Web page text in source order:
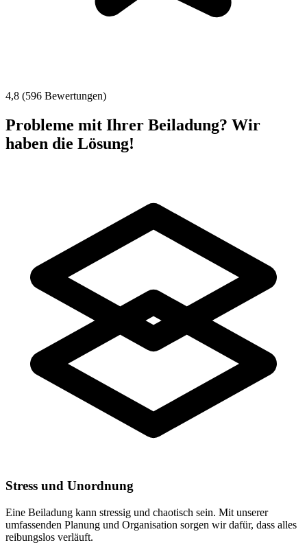
4,8 (596 Bewertungen)
Probleme mit Ihrer Beiladung? Wir
haben die Lösung!
Stress und Unordnung
Eine Beiladung kann stressig und chaotisch sein. Mit unserer
umfassenden Planung und Organisation sorgen wir dafür, dass alles
reibungslos verläuft.